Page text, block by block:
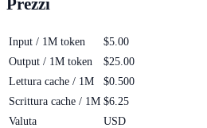
Prezzi
Input / 1M token
$5.00
Output / 1M token
$25.00
Lettura cache / 1M
$0.500
Scrittura cache / 1M $6.25
Valuta
USD